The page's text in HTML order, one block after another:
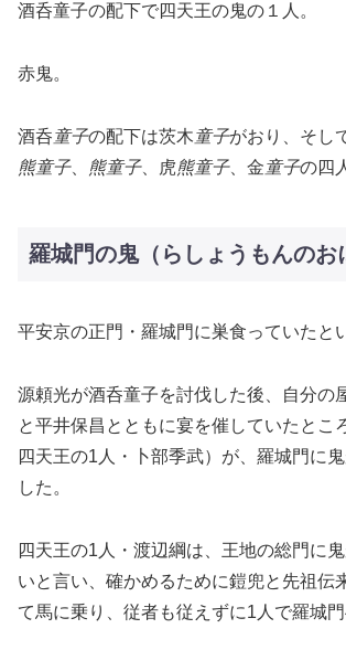
酒呑童子の配下で四天王の鬼の１人。
赤鬼。
酒呑童子の配下は茨木童子がおり、そし
熊童子、 熊童子、虎熊童子、金童子の四
羅城門の鬼（らしょうもんのお
平安京の正門・羅城門に巣食っていたと
源頼光が酒呑童子を討伐した後、自分の
と平井保昌とともに宴を催していたとこ
四天王の1人・卜部季武）が、羅城門に
した。
四天王の1人・渡辺綱は、王地の総門に
いと言い、確かめるために鎧兜と先祖伝
て馬に乗り、従者も従えずに1人で羅城門